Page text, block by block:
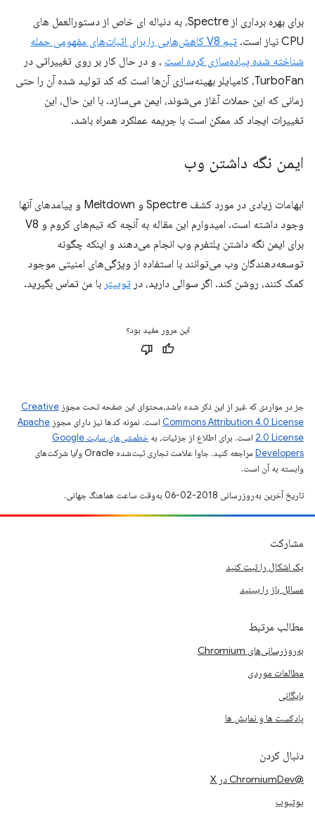
برای بهره برداری از Spectre، به دنباله ای خاص از دستورالعمل های
CPU نیاز است.
تیم V8 کاهش‌هایی را برای اثبات‌های مفهومی حمله
شناخته شده پیاده‌سازی کرده است ، و در حال کار بر روی تغییراتی در
TurboFan، کامپایلر بهینه‌سازی آن‌ها است که کد تولید شده آن را حتی
زمانی که این حملات آغاز می‌شوند، ایمن می‌سازد. با این حال، این
تغییرات ایجاد کد ممکن است با جریمه عملکرد همراه باشد.
ایمن نگه داشتن وب
ابهامات زیادی در مورد کشف Spectre و Meltdown و پیامدهای آنها
وجود داشته است. امیدوارم این مقاله به آنچه که تیم‌های کروم و V8
برای ایمن نگه داشتن پلتفرم وب انجام می‌دهند و اینکه چگونه
توسعه‌دهندگان وب می‌توانند با استفاده از ویژگی‌های امنیتی موجود
کمک کنند، روشن کند. اگر سوالی دارید، در توییتر با من تماس بگیرید.
این مرور مفید بود؟
جز در مواردی که غیر از این ذکر شده باشد،‌محتوای این صفحه تحت مجوز Creative
Commons Attribution 4.0 License است. نمونه کدها نیز دارای مجوز Apache
2.0 License است. برای اطلاع از جزئیات، به
خطمشی‌های سایت Google
Developers‏
مراجعه کنید. جاوا علامت تجاری ثبت‌شده Oracle و/یا شرکت‌های
وابسته به آن است.
تاریخ آخرین به‌روزرسانی 2018-02-06 به‌وقت ساعت هماهنگ جهانی.
مشارکت
یک اشکال را ثبت کنید
مسائل باز را ببینید
مطالب مرتبط
به‌روزرسانی‌های Chromium
مطالعات موردی
بایگانی
پادکست ها و نمایش ها
دنبال کردن
@ChromiumDev در X
یوتیوب